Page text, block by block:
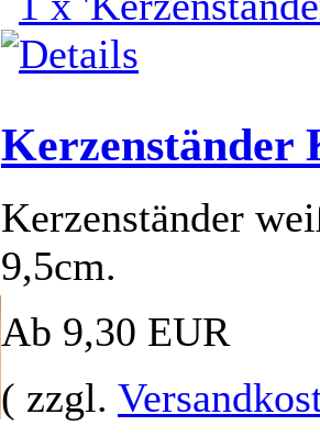
Kerzenständer
Kerzenständer
9,5cm.
Ab 9,30 EUR
( zzgl.